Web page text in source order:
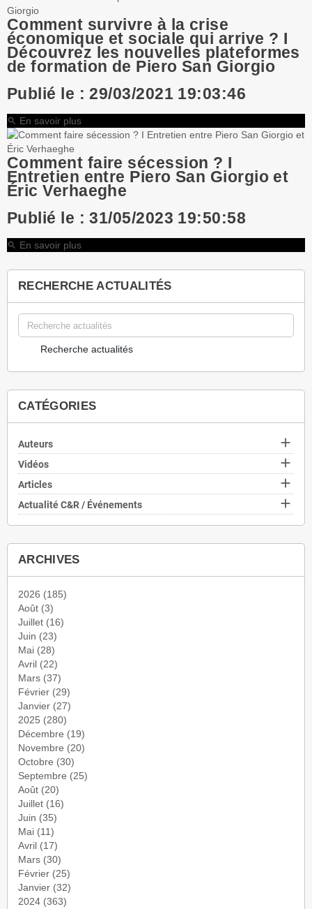
RECHERCHE ACTUALITÉS
Recherche actualités
CATÉGORIES
Auteurs 
Vidéos 
Articles 
Actualité C&R / Événements 
ARCHIVES
2026 (185)
Août (3)
Juillet (16)
Juin (23)
Mai (28)
Avril (22)
Mars (37)
Février (29)
Janvier (27)
2025 (280)
Décembre (19)
Novembre (20)
Octobre (30)
Septembre (25)
Août (20)
Juillet (16)
Juin (35)
Mai (11)
Avril (17)
Mars (30)
Février (25)
Janvier (32)
2024 (363)
Comment survivre à la crise
économique et sociale qui arrive ? I
Découvrez les nouvelles plateformes
de formation de Piero San Giorgio
Publié le : 29/03/2021 19:03:46
search En savoir plus
Comment faire sécession ? I
Entretien entre Piero San Giorgio et
Éric Verhaeghe
Publié le : 31/05/2023 19:50:58
search En savoir plus